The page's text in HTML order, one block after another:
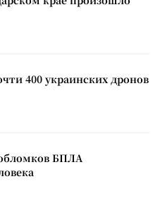
400 украинских дронов
БПЛА